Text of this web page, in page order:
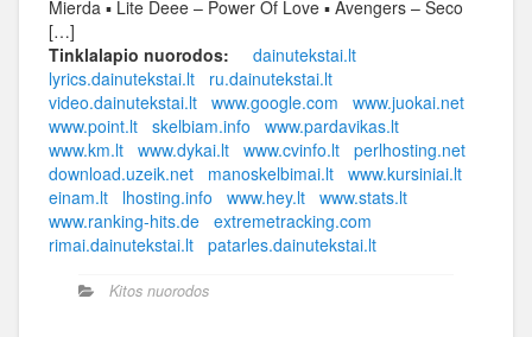
Mierda ▪ Lite Deee – Power Of Love ▪ Avengers – Seco
[…]
Tinklalapio nuorodos:
dainutekstai.lt
lyrics.dainutekstai.lt
ru.dainutekstai.lt
video.dainutekstai.lt www.google.com
www.juokai.net
www.point.lt skelbiam.info
www.pardavikas.lt
www.km.lt www.dykai.lt www.cvinfo.lt perlhosting.net
download.uzeik.net
manoskelbimai.lt www.kursiniai.lt
einam.lt
lhosting.info www.hey.lt www.stats.lt
www.ranking-hits.de extremetracking.com
rimai.dainutekstai.lt patarles.dainutekstai.lt
Kitos nuorodos